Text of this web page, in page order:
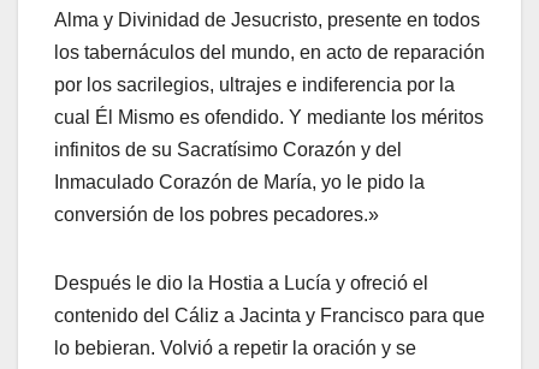
Alma y Divinidad de Jesucristo, presente en todos
los tabernáculos del mundo, en acto de reparación
por los sacrilegios, ultrajes e indiferencia por la
cual Él Mismo es ofendido. Y mediante los méritos
infinitos de su Sacratísimo Corazón y del
Inmaculado Corazón de María, yo le pido la
conversión de los pobres pecadores.»
Después le dio la Hostia a Lucía y ofreció el
contenido del Cáliz a Jacinta y Francisco para que
lo bebieran. Volvió a repetir la oración y se